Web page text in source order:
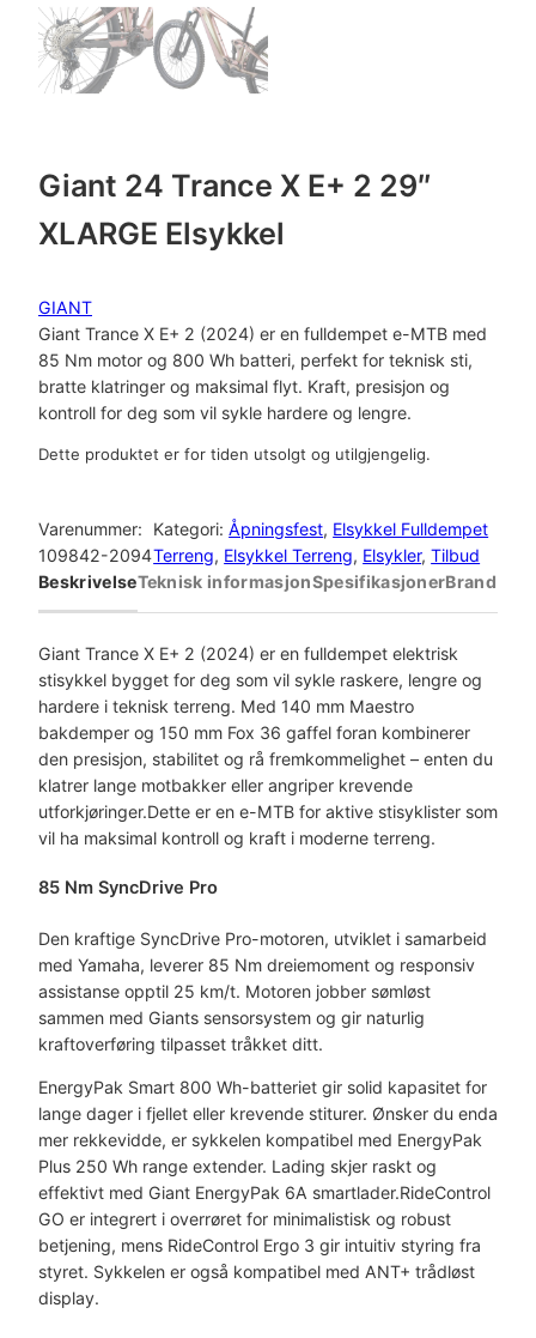
Giant 24 Trance X E+ 2 29″
XLARGE Elsykkel
GIANT
Giant Trance X E+ 2 (2024) er en fulldempet e-MTB med
85 Nm motor og 800 Wh batteri, perfekt for teknisk sti,
bratte klatringer og maksimal flyt. Kraft, presisjon og
kontroll for deg som vil sykle hardere og lengre.
Dette produktet er for tiden utsolgt og utilgjengelig.
Varenummer:
109842-2094
Kategori:Åpningsfest, Elsykkel Fulldempet
Terreng, Elsykkel Terreng, Elsykler, Tilbud
BeskrivelseTeknisk informasjonSpesifikasjonerBrand
Giant Trance X E+ 2 (2024) er en fulldempet elektrisk
stisykkel bygget for deg som vil sykle raskere, lengre og
hardere i teknisk terreng. Med 140 mm Maestro
bakdemper og 150 mm Fox 36 gaffel foran kombinerer
den presisjon, stabilitet og rå fremkommelighet – enten du
klatrer lange motbakker eller angriper krevende
utforkjøringer.Dette er en e-MTB for aktive stisyklister som
vil ha maksimal kontroll og kraft i moderne terreng.
85 Nm SyncDrive Pro
Den kraftige SyncDrive Pro-motoren, utviklet i samarbeid
med Yamaha, leverer 85 Nm dreiemoment og responsiv
assistanse opptil 25 km/t. Motoren jobber sømløst
sammen med Giants sensorsystem og gir naturlig
kraftoverføring tilpasset tråkket ditt.
EnergyPak Smart 800 Wh-batteriet gir solid kapasitet for
lange dager i fjellet eller krevende stiturer. Ønsker du enda
mer rekkevidde, er sykkelen kompatibel med EnergyPak
Plus 250 Wh range extender. Lading skjer raskt og
effektivt med Giant EnergyPak 6A smartlader.RideControl
GO er integrert i overrøret for minimalistisk og robust
betjening, mens RideControl Ergo 3 gir intuitiv styring fra
styret. Sykkelen er også kompatibel med ANT+ trådløst
display.